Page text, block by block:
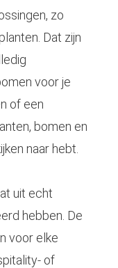
zo
Dat zijn
voor je
of een
bomen en
naar hebt.
uit echt
hebben. De
voor elke
of